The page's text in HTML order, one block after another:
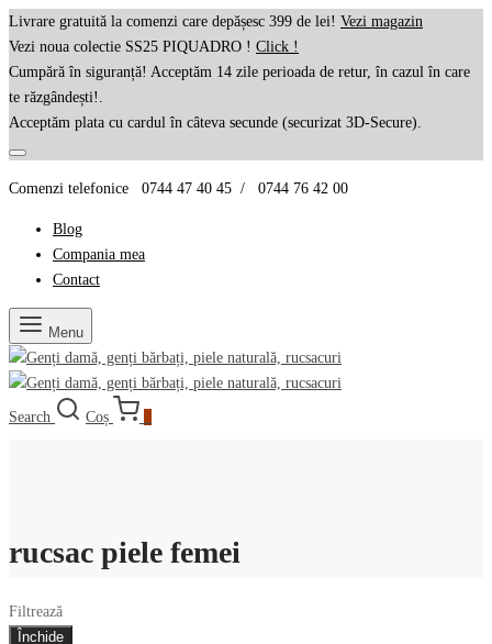
Livrare gratuită la comenzi care depășesc 399 de lei! Vezi magazin
Vezi noua colectie SS25 PIQUADRO ! Click !
Cumpără în siguranță! Acceptăm 14 zile perioada de retur, în cazul în care
te răzgândești!.
Acceptăm plata cu cardul în câteva secunde (securizat 3D-Secure).
Comenzi telefonice 0744 47 40 45 / 0744 76 42 00
Blog
Compania mea
Contact
Menu
Search Coș
rucsac piele femei
Filtrează
Închide